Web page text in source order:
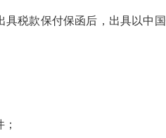
税款保付保函后，出具以中